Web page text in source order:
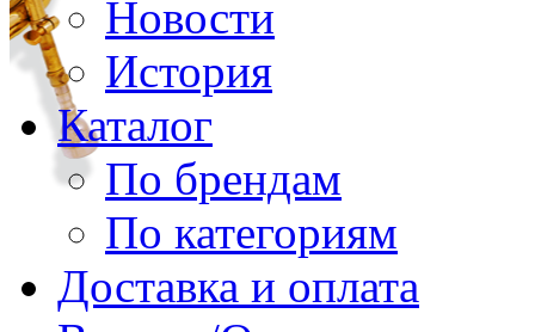
Новости
История
Каталог
По брендам
По категориям
Доставка и оплата